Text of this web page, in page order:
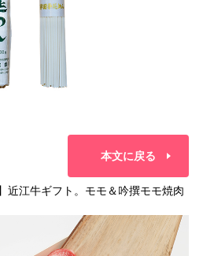
本文に戻る
近江牛ギフト。モモ＆吟撰モモ焼肉